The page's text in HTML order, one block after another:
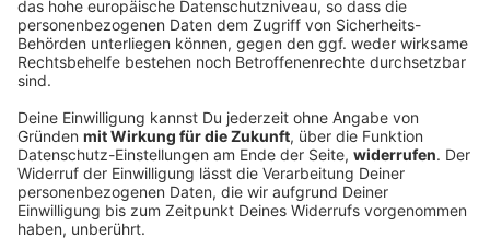
Verfassungsschutz beobachtet AfD-
Abgeordneten Nolte
Auf die AfD hat der Verfassungsschutz ein Auge.
Inzwischen steht in Bayern der dritte